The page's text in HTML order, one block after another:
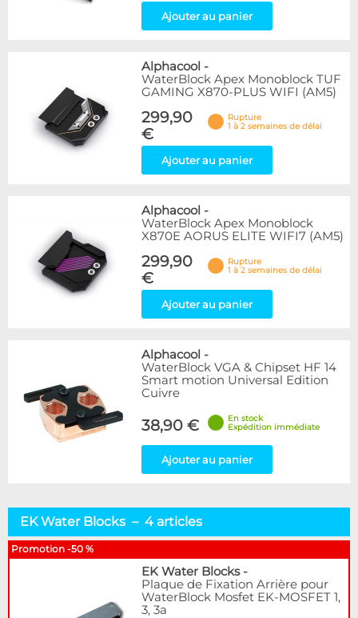
Ajouter au panier
Alphacool -
WaterBlock Apex Monoblock TUF
GAMING X870-PLUS WIFI (AM5)
299,90
€
Rupture
1 à 2 semaines de délai
Ajouter au panier
Alphacool -
WaterBlock Apex Monoblock
X870E AORUS ELITE WIFI7 (AM5)
299,90
€
Rupture
1 à 2 semaines de délai
Ajouter au panier
Alphacool -
WaterBlock VGA & Chipset HF 14
Smart motion Universal Edition
Cuivre
38,90 €
En stock
Expédition immédiate
Ajouter au panier
EK Water Blocks – 4 articles
Promotion -50 %
EK Water Blocks-
Plaque de Fixation Arrière pour
WaterBlock Mosfet EK-MOSFET 1,
3, 3a